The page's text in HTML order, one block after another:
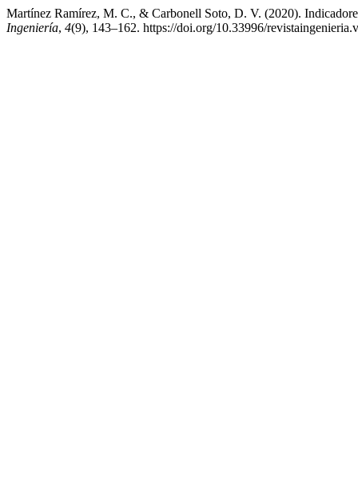
Martínez Ramírez, M. C., & Carbonell Soto, D. V. (2020).
Ingeniería, 4(9), 143–162. https://doi.org/10.33996/